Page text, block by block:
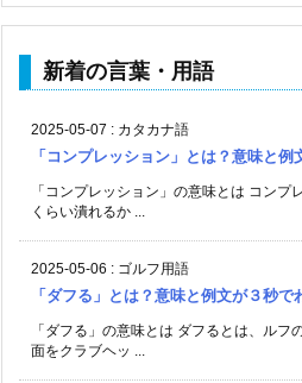
新着の言葉・用語
2025-05-07 : カタカナ語
「コンプレッション」とは？意味と例
「コンプレッション」の意味とは コン
くらい潰れるか ...
2025-05-06 : ゴルフ用語
「ダフる」とは？意味と例文が３秒で
「ダフる」の意味とは ダフるとは、ル
面をクラブヘッ ...